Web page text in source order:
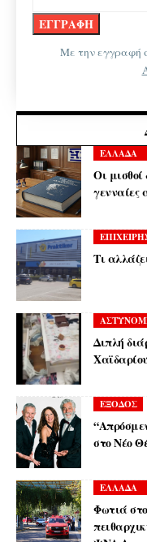
Με την εγγραφή
ΕΛΛΑΔΑ
Οι
γενναίες
Τι
Διπλή
ΕΞΟΔΟΣ
στο Νέο
ΕΛΛΑΔΑ
Φωτιά